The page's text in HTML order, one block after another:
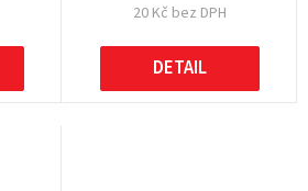
20 Kč bez DPH
DETAIL